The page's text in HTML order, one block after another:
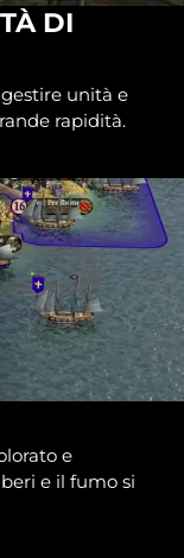
DI
unità e
rapidità.
e
e il fumo si